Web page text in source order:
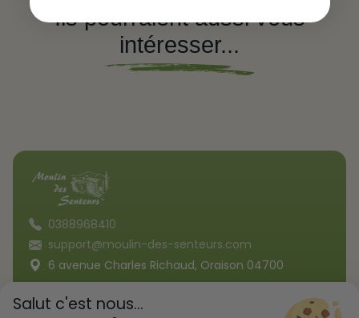
Salut c'est nous...
Ils pourraient aussi vous
intéresser...
0388968410
support@moulin-des-senteurs.com
6 avenue Charles Richaud, Oraison 04700